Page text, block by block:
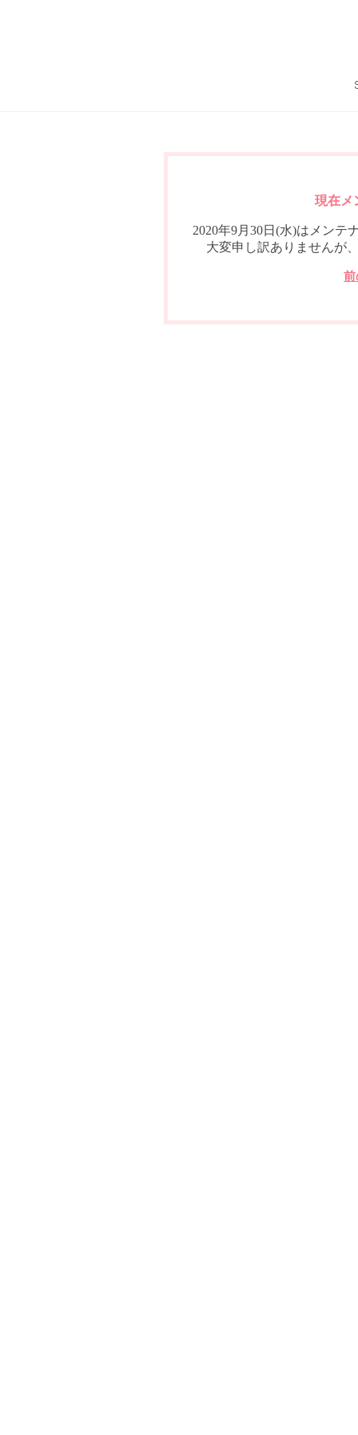
現在メ
2020年9月30日(水)はメンテ
大変申し訳ありませんが
前